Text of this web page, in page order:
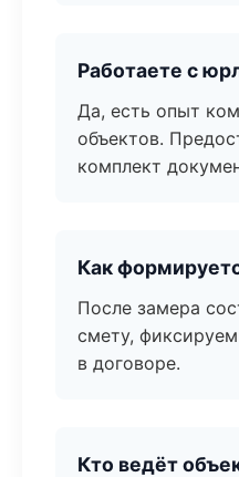
Работаете с
Да, есть опыт
объектов.
комплект
Как
После замера
смету,
в договоре.
Кто ведёт